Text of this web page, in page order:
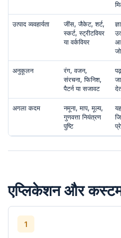
उत्पाद व्यवहार्यता
जींस, जैकेट, शर्ट,
स्कर्ट, स्ट्रीटवियर
या वर्कवियर
अनुकूलन
रंग, वजन,
संरचना, फिनिश,
पैटर्न या सजावट
अगला कदम
नमूना, माप, मूल्य,
गुणवत्ता नियंत्रण
पुष्टि
एप्लिकेशन और
1